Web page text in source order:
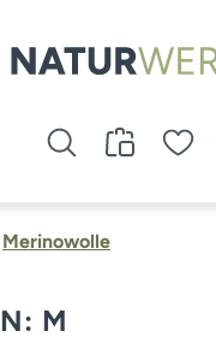
Merinowolle
M